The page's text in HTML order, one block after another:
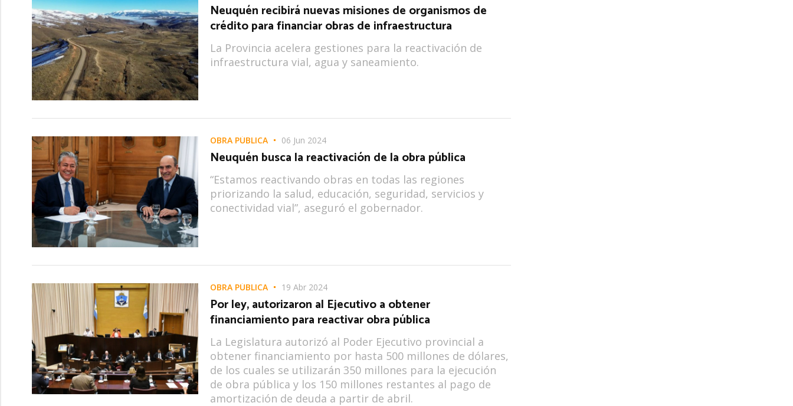
Neuquén recibirá nuevas misiones de organismos de
crédito para financiar obras de infraestructura
La Provincia acelera gestiones para la reactivación de
infraestructura vial, agua y saneamiento.
OBRA PÚBLICA 06 Jun 2024
Neuquén busca la reactivación de la obra pública
“Estamos reactivando obras en todas las regiones
priorizando la salud, educación, seguridad, servicios y
conectividad vial”, aseguró el gobernador.
OBRA PÚBLICA 19 Abr 2024
Por ley, autorizaron al Ejecutivo a obtener
financiamiento para reactivar obra pública
La Legislatura autorizó al Poder Ejecutivo provincial a
obtener financiamiento por hasta 500 millones de dólares,
de los cuales se utilizarán 350 millones para la ejecución
de obra pública y los 150 millones restantes al pago de
amortización de deuda a partir de abril.